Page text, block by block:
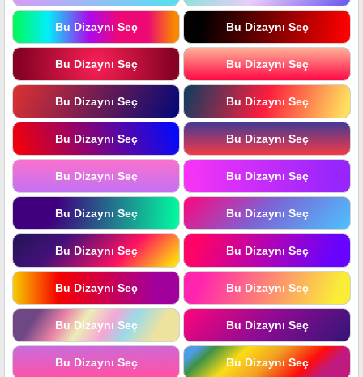
Bu Dizaynı Seç Bu Dizaynı Seç
Bu Dizaynı Seç Bu Dizaynı Seç
Bu Dizaynı Seç Bu Dizaynı Seç
Bu Dizaynı Seç Bu Dizaynı Seç
Bu Dizaynı Seç Bu Dizaynı Seç
Bu Dizaynı Seç Bu Dizaynı Seç
Bu Dizaynı Seç Bu Dizaynı Seç
Bu Dizaynı Seç Bu Dizaynı Seç
Bu Dizaynı Seç Bu Dizaynı Seç
Bu Dizaynı Seç Bu Dizaynı Seç